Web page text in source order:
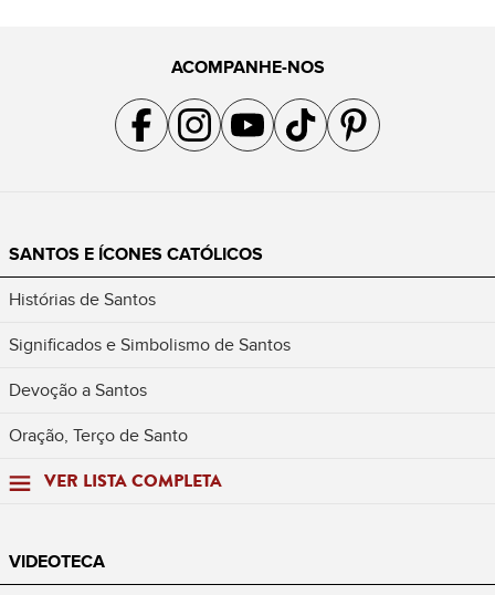
ACOMPANHE-NOS
Acompanhe a gente no Facebook
Acompanhe a gente no Instagram
Acompanhe a gente no YouTube
Acompanhe a gente no TikTok
Acompanhe a gente no
SANTOS E ÍCONES CATÓLICOS
Histórias de Santos
Significados e Simbolismo de Santos
Devoção a Santos
Oração, Terço de Santo
VER LISTA COMPLETA
VIDEOTECA